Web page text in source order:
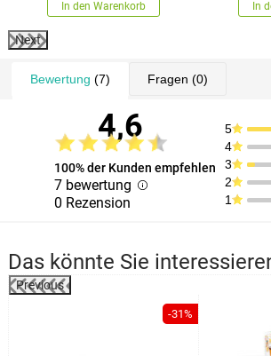
In den Warenkorb In
Next
Bewertung (7) Fragen (0)
4,6
100% der Kunden empfehlen
7 bewertung
0 Rezension
5
4
3
2
1
Das könnte Sie
Previous
-31%